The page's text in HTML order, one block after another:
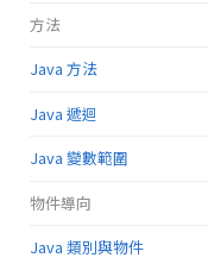
方法
Java 方法
Java 遞迴
Java 變數範圍
物件導向
Java 類別與物件